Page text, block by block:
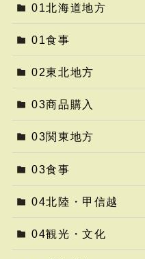
01北海道地方
01食事
02東北地方
03商品購入
03関東地方
03食事
04北陸・甲信越
04観光・文化